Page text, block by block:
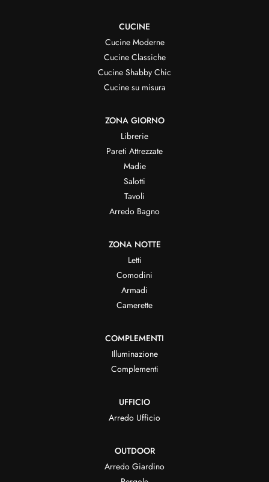
CUCINE
Cucine Moderne
Cucine Classiche
Cucine Shabby Chic
Cucine su misura
ZONA GIORNO
Librerie
Pareti Attrezzate
Madie
Salotti
Tavoli
Arredo Bagno
ZONA NOTTE
Letti
Comodini
Armadi
Camerette
COMPLEMENTI
Illuminazione
Complementi
UFFICIO
Arredo Ufficio
OUTDOOR
Arredo Giardino